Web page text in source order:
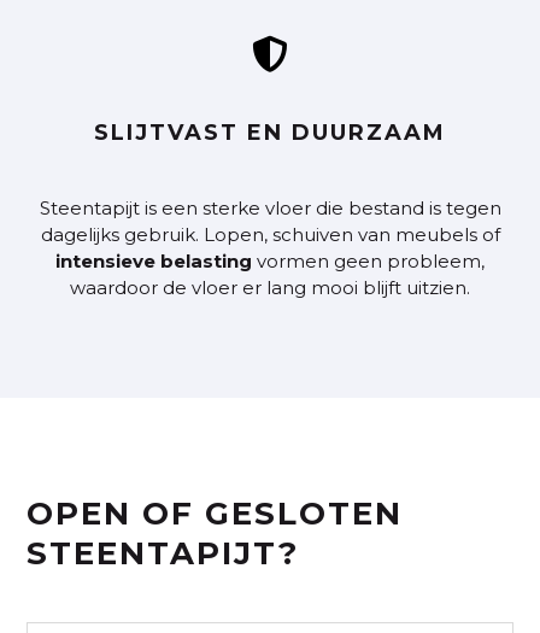

SLIJTVAST EN DUURZAAM
Steentapijt is een sterke vloer die bestand is tegen
dagelijks gebruik. Lopen, schuiven van meubels of
intensieve belasting vormen geen probleem,
waardoor de vloer er lang mooi blijft uitzien.
OPEN OF GESLOTEN
STEENTAPIJT?